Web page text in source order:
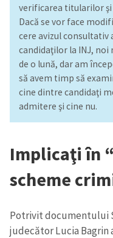
verificarea titularilor
Dacă se vor face
cere avizul consultativ
candidaţilor la INJ, noi
de o lună, dar am
să avem timp să
cine dintre candidaţi
admitere şi cine nu.
Implicaţi în
scheme
Potrivit documentului
judecător Lucia